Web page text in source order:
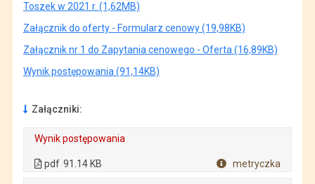
Toszek w 2021 r. (1,62MB)
Załącznik do oferty - Formularz cenowy (19,98KB)
Załącznik nr 1 do Zapytania cenowego - Oferta (16,89KB)
Wynik postępowania (91,14KB)
Załączniki:
Wynik postępowania
pdf 91.14 KB metryczka